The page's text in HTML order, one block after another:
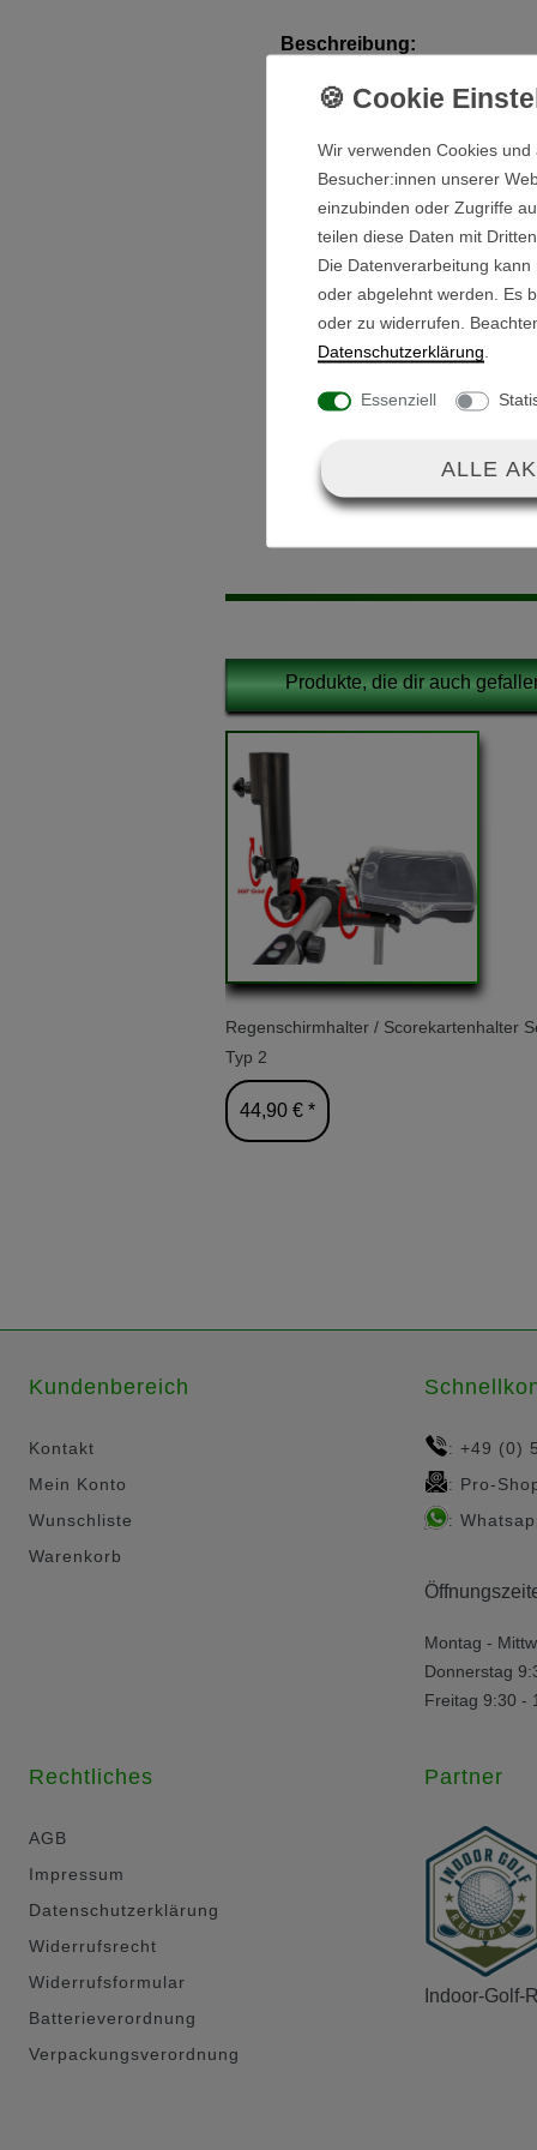
Beschreibung:
Ein Antriebsrad / Hinterrad
Komfort abseits der
Die Reifenmischung
Golftrolley ruhiger laufen,
Erlebe die Wendigkeit
Freilaufnabe.
Lieferumfang:
Antriebsrad linke
Produkte, die dir auch
Regenschirmhalter / Scorekartenhalter
Typ 2
44,90 € *
Kundenbereich
Kontakt
Mein Konto
Wunschliste
Warenkorb
: +49 (0)
: Pro-
:
Montag -
Donnerstag
Freitag 9:30 -
Rechtliches
AGB
Impressum
Datenschutzerklärung
Widerrufsrecht
Widerrufsformular
Batterieverordnung
Verpackungsverordnung
Partner
Indoor-Golf-
Wir verwenden Cookies
Besucher:innen unserer
einzubinden oder Zugriffe
teilen diese Daten mit
Die Datenverarbeitung
oder abgelehnt werden. Es
oder zu widerrufen.
Daten­schutz­erklärung
Essenziell
ALLE